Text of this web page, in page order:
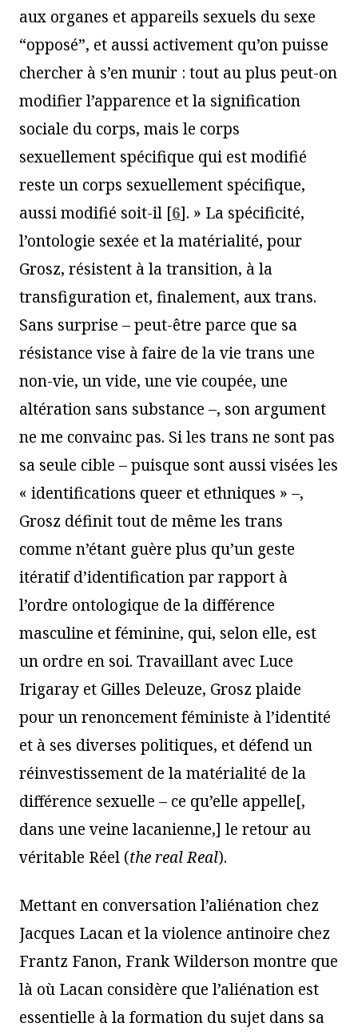
aux organes et appareils sexuels du sexe
“opposé”, et aussi activement qu’on puisse
chercher à s’en munir : tout au plus peut-on
modifier l’apparence et la signification
sociale du corps, mais le corps
sexuellement spécifique qui est modifié
reste un corps sexuellement spécifique,
aussi modifié soit-il [6]. » La spécificité,
l’ontologie sexée et la matérialité, pour
Grosz, résistent à la transition, à la
transfiguration et, finalement, aux trans.
Sans surprise – peut-être parce que sa
résistance vise à faire de la vie trans une
non-vie, un vide, une vie coupée, une
altération sans substance –, son argument
ne me convainc pas. Si les trans ne sont pas
sa seule cible – puisque sont aussi visées les
« identifications queer et ethniques » –,
Grosz définit tout de même les trans
comme n’étant guère plus qu’un geste
itératif d’identification par rapport à
l’ordre ontologique de la différence
masculine et féminine, qui, selon elle, est
un ordre en soi. Travaillant avec Luce
Irigaray et Gilles Deleuze, Grosz plaide
pour un renoncement féministe à l’identité
et à ses diverses politiques, et défend un
réinvestissement de la matérialité de la
différence sexuelle – ce qu’elle appelle[,
dans une veine lacanienne,] le retour au
véritable Réel (the real Real).
Mettant en conversation l’aliénation chez
Jacques Lacan et la violence antinoire chez
Frantz Fanon, Frank Wilderson montre que
là où Lacan considère que l’aliénation est
essentielle à la formation du sujet dans sa